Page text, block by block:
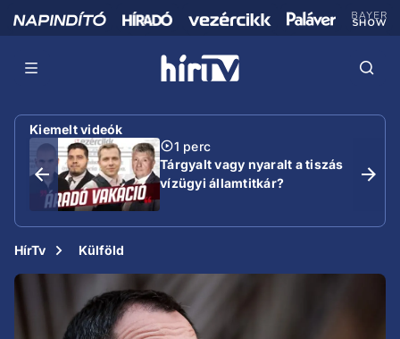
Kiemelt videók
1 perc
Tárgyalt vagy nyaralt a tiszás
vízügyi államtitkár?
HírTv Külföld